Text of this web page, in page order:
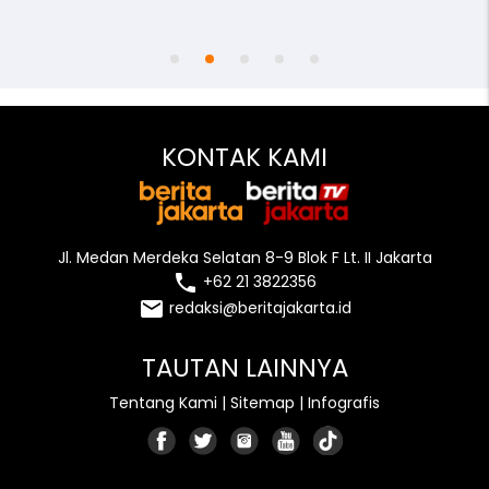
KONTAK KAMI
Jl. Medan Merdeka Selatan 8-9 Blok F Lt. II Jakarta
local_phone +62 21 3822356
email redaksi@beritajakarta.id
TAUTAN LAINNYA
Tentang Kami | Sitemap | Infografis